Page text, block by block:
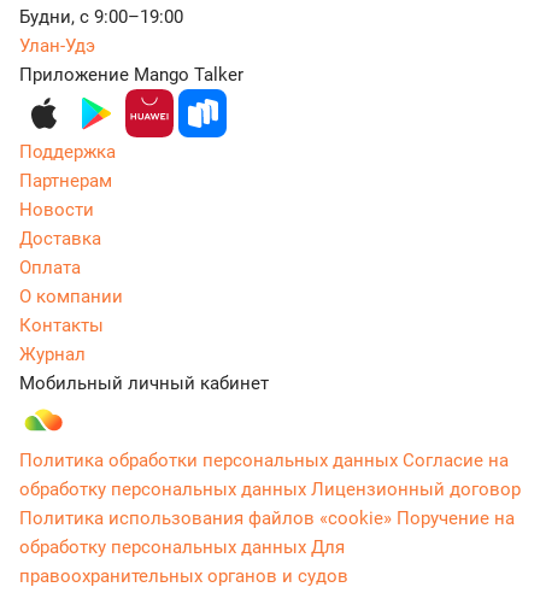
Будни, с 9:00–19:00
Улан-Удэ
Приложение Mango Talker
Поддержка
Партнерам
Новости
Доставка
Оплата
О компании
Контакты
Журнал
Мобильный личный кабинет
Политика обработки персональных данных Согласие на
обработку персональных данных Лицензионный договор
Политика использования файлов «cookie» Поручение на
обработку персональных данных Для
правоохранительных органов и судов